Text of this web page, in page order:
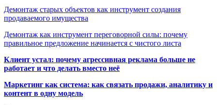
Демонтаж старых объектов как инструмент создания
продаваемого имущества
Демонтаж как инструмент переговорной силы: почему
правильное предложение начинается с чистого листа
Клиент устал: почему агрессивная реклама больше не
работает и что делать вместо неё
Маркетинг как система: как связать продажи, аналитику и
контент в одну модель